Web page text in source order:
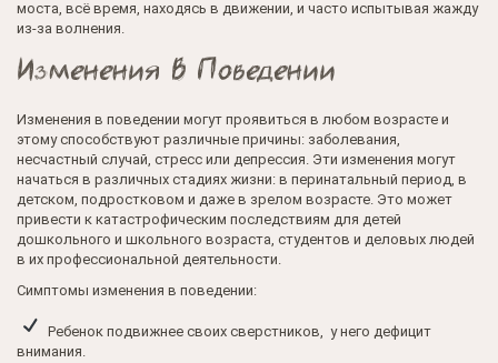
моста, всё время, находясь в движении, и часто испытывая жажду
из-за волнения.
Изменения В Поведении
Изменения в поведении могут проявиться в любом возрасте и
этому способствуют различные причины: заболевания,
несчастный случай, стресс или депрессия. Эти изменения могут
начаться в различных стадиях жизни: в перинатальный период, в
детском, подростковом и даже в зрелом возрасте. Это может
привести к катастрофическим последствиям для детей
дошкольного и школьного возраста, студентов и деловых людей
в их профессиональной деятельности.
Симптомы изменения в поведении:
Ребенок подвижнее своих сверстников, у него дефицит
внимания.